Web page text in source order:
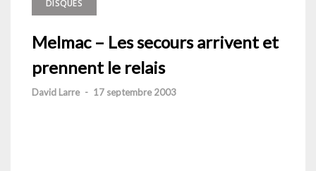
DISQUES
Melmac – Les secours arrivent et
prennent le relais
David Larre - 17 septembre 2003